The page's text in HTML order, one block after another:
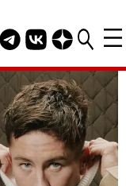
Telegram канал
Группа HELLO
Канал